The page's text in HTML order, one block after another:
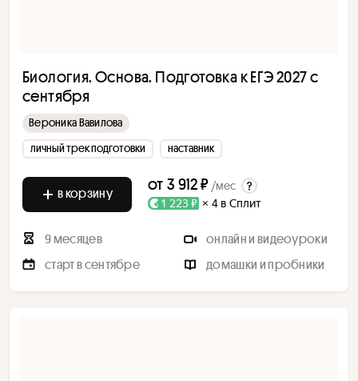
Биология. Основа. Подготовка к ЕГЭ 2027 с
сентября
Вероника Вавилова
личный трек подготовки
наставник
в корзину от 3 912 ₽ /мес
1 223 ₽ × 4 в Сплит
9 месяцев
онлайн и видеоуроки
старт в сентябре
домашки и пробники